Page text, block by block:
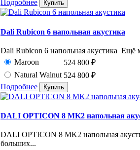
Подробнее
Dali Rubicon 6 напольная акустика
Dali Rubicon 6 напольная акустика Ещё
Maroon
524 800 ₽
Natural Walnut 524 800 ₽
Подробнее
DALI OPTICON 8 MK2 напольная
DALI OPTICON 8 MK2 напольная
больших...